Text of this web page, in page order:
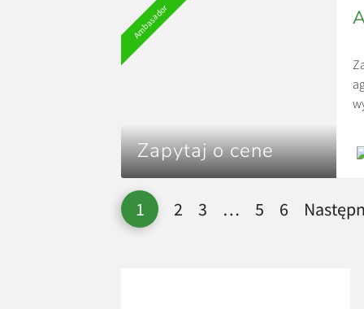
Ambasador
Zapytaj o cene
1 2 3 … 5 6